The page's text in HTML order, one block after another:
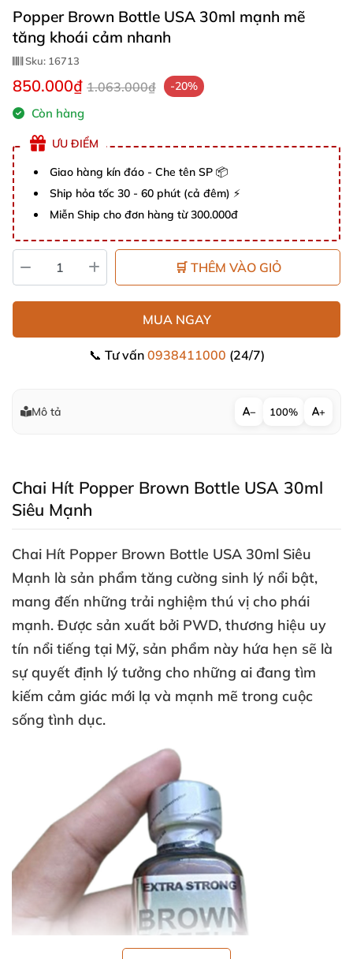
Popper Brown Bottle USA 30ml mạnh mẽ
tăng khoái cảm nhanh
Sku: 16713
850.000₫ 1.063.000₫ -20%
Còn hàng
ƯU ĐIỂM
Giao hàng kín đáo - Che tên SP 📦
Ship hỏa tốc 30 - 60 phút (cả đêm) ⚡
Miễn Ship cho đơn hàng từ 300.000đ
🛒 THÊM VÀO GIỎ
MUA NGAY
📞 Tư vấn 0938411000 (24/7)
Mô tả − 100% +
Chai Hít Popper Brown Bottle USA 30ml
Siêu Mạnh
Chai Hít Popper Brown Bottle USA 30ml Siêu
Mạnh là sản phẩm tăng cường sinh lý nổi bật,
mang đến những trải nghiệm thú vị cho phái
mạnh. Được sản xuất bởi PWD, thương hiệu uy
tín nổi tiếng tại Mỹ, sản phẩm này hứa hẹn sẽ là
sự quyết định lý tưởng cho những ai đang tìm
kiếm cảm giác mới lạ và mạnh mẽ trong cuộc
sống tình dục.